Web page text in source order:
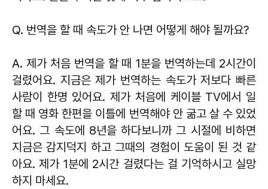
Q. 번역을 할 때 속도가 안 나면 어떻게 해야 될까요?
A. 제가 처음 번역을 할 때 1분을 번역하는데 2시간이
걸렸어요. 지금은 제가 번역하는 속도가 저보다 빠른
사람이 한명 있어요. 제가 처음에 케이블 TV에서 일
할 때 영화 한편을 이틀에 번역해야 안 굶고 살 수 있었
어요. 그 속도에 8년을 하다보니까 그 시절에 비하면
지금은 감지덕지 하고 그때의 경험이 도움이 된 것 같
아요. 제가 1분에 2시간 걸렸다는 걸 기억하시고 실망
하지 마세요.